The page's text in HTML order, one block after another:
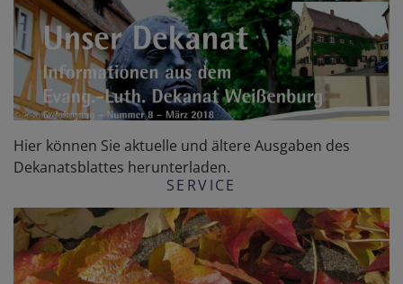
Hier können Sie aktuelle und ältere Ausgaben des
Dekanatsblattes herunterladen.
SERVICE